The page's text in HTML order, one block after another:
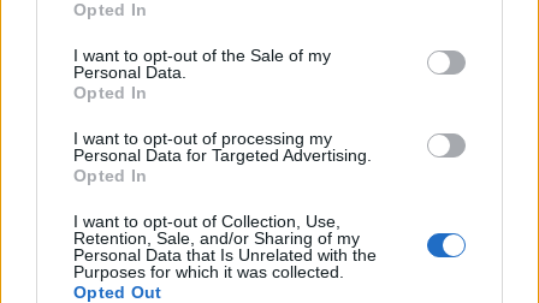
use your data for below specified purposes in below Google
consent section.
Opted In
I want to opt-out of the Sale of my
Personal Data.
Opted In
I want to opt-out of processing my
Personal Data for Targeted Advertising.
Opted In
I want to opt-out of Collection, Use,
Retention, Sale, and/or Sharing of my
Personal Data that Is Unrelated with the
Purposes for which it was collected.
Opted Out